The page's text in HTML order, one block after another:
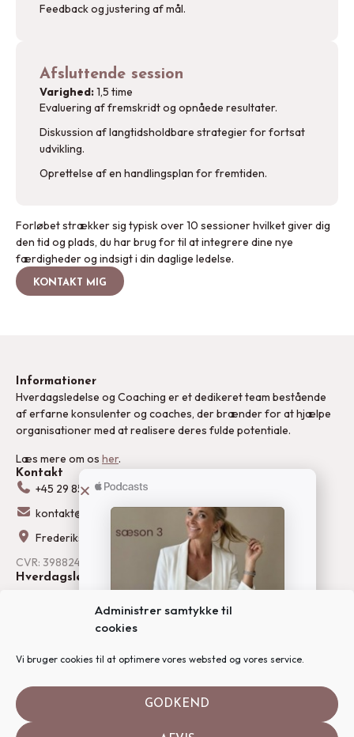
Administrer samtykke til
cookies
Vi bruger cookies til at optimere vores websted og vores service.
GODKEND
Feedback og justering af mål.
Afsluttende session
Varighed:1,5 time
Evaluering af fremskridt og opnåede resultater.
Diskussion af langtidsholdbare strategier for fortsat
udvikling.
Oprettelse af en handlingsplan for fremtiden.
Forløbet strækker sig typisk over 10 sessioner hvilket giver dig
den tid og plads, du har brug for til at integrere dine nye
færdigheder og indsigt i din daglige ledelse.
KONTAKT MIG
Informationer
Hverdagsledelse og Coaching er et dedikeret team bestående
af erfarne konsulenter og coaches, der brænder for at hjælpe
organisationer med at realisere deres fulde potentiale.
Læs mere om os her.
Kontakt
+45 29 85 6200
kontakt@hverdagsledelseogcoaching.dk
Frederiksborggade 15, 2. og 3. etage, København K
CVR: 39882469
Hverdagsledelse
MasterClass Hverdagsledelse
Ledelse og team workshops
Oplæg og foredrag
Hverdagsledercoaching forløb – leder i praksis
Medarbejdercoaching
Karrierecoaching og Outplacement
Wellbeing og stresscoaching